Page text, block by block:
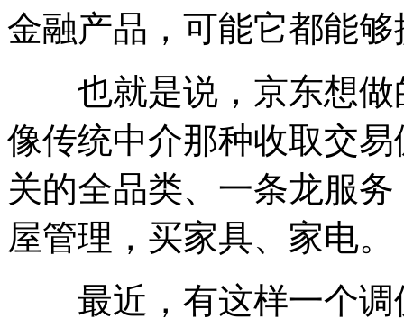
金融产品，可能它都能
也就是说，京东想做
像传统中介那种收取交
关的全品类、一条龙服
屋管理，买家具、家电。
最近，有这样一个调